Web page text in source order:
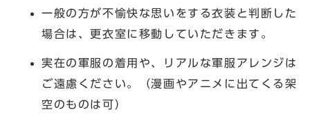
一般の方が不愉快な思いをする衣装と判断した
場合は、更衣室に移動していただきます。
実在の軍服の着用や、リアルな軍服アレンジは
ご遠慮ください。（漫画やアニメに出てくる架
空のものは可）